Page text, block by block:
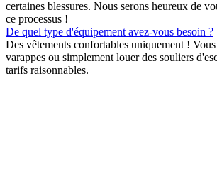
certaines blessures. Nous serons heureux de
ce processus !
De quel type d'équipement avez-vous besoin ?
Des vêtements confortables uniquement !
varappes ou simplement louer des souliers
tarifs raisonnables.